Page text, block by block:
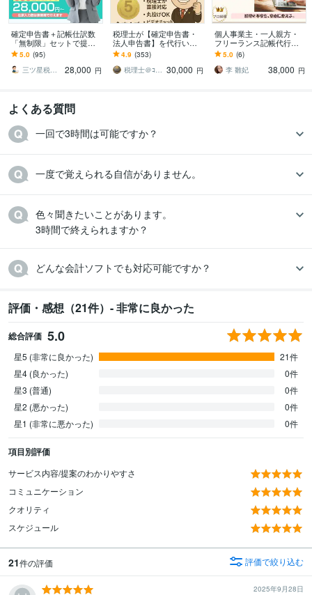
確定申告書＋記帳仕訳数
「無制限」セットで提供
します 可能な限りご要望
を取り入れ、価格の相談
にも柔軟に対応します
5.0 (95)
三ツ星税理士事務所
28,000 円
税理士が【確定申告書・
法人申告書】を代行いた
します 「売上1,000万円以
下」の法人・個人の方！
実績1,300件
4.9 (353)
税理士＠ｺｺﾅﾗ 30,000 円
個人事業主・一人親方・
フリーランス記帳代行し
ます 丸投げOK！プロ経理
にお任せください。親身
にサポートします!
5.0 (6)
李 雛妃
38,000 円
よくある質問
一回で3時間は可能ですか？
一度で覚えられる自信がありません。
色々聞きたいことがあります。
3時間で終えられますか？
どんな会計ソフトでも対応可能ですか？
評価・感想（21件）- 非常に良かった
総合評価 5.0
星5 (非常に良かった)
21件
星4 (良かった)
0件
星3 (普通)
0件
星2 (悪かった)
0件
星1 (非常に悪かった)
0件
項目別評価
サービス内容/提案のわかりやすさ
コミュニケーション
クオリティ
スケジュール
21件の評価 評価で絞り込む
2025年9月28日